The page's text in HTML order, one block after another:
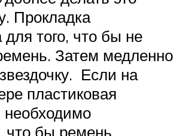
Прокладка
того, что бы не
Затем медленно
Если на
пластиковая
необходимо
что бы ремень